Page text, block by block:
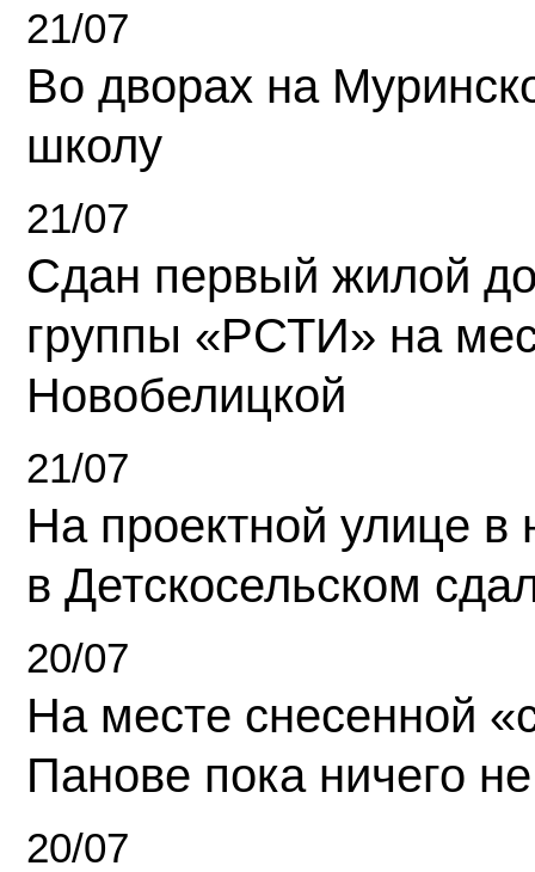
21/07
Во дворах на
школу
21/07
Сдан первый жилой
группы «РСТИ» на
Новобелицкой
21/07
На проектной улице
в Детскосельском
20/07
На месте снесенной
Панове пока ничего
20/07